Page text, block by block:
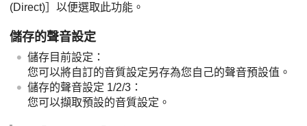
(Direct)］以便選取此功能。
儲存的聲音設定
儲存目前設定：
您可以將自訂的音質設定另存為您自己的聲音預設值。
儲存的聲音設定 1/2/3：
您可以擷取預設的音質設定。